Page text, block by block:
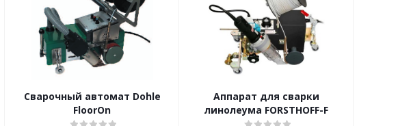
Сварочный автомат Dohle
FloorOn
Аппарат для сварки
линолеума FORSTHOFF-F